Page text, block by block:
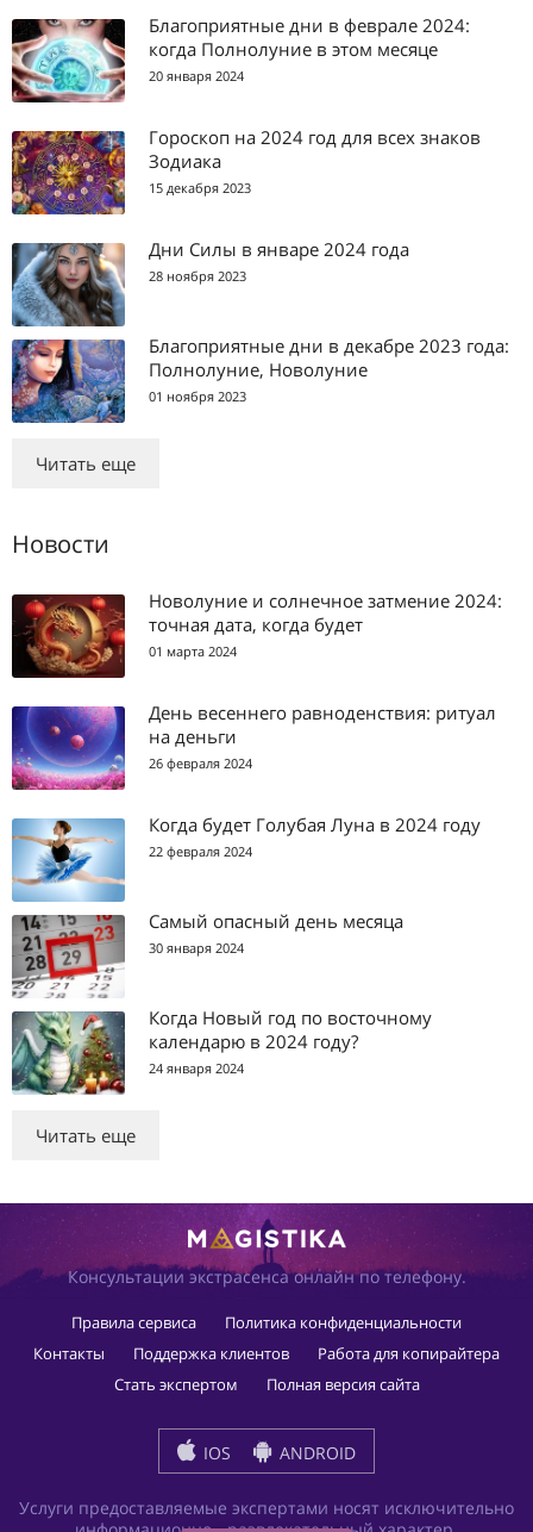
Благоприятные дни в феврале 2024:
когда Полнолуние в этом месяце
20 января 2024
Гороскоп на 2024 год для всех знаков
Зодиака
15 декабря 2023
Дни Силы в январе 2024 года
28 ноября 2023
Благоприятные дни в декабре 2023 года:
Полнолуние, Новолуние
01 ноября 2023
Читать еще
Новости
Новолуние и солнечное затмение 2024:
точная дата, когда будет
01 марта 2024
День весеннего равноденствия: ритуал
на деньги
26 февраля 2024
Когда будет Голубая Луна в 2024 году
22 февраля 2024
Самый опасный день месяца
30 января 2024
Когда Новый год по восточному
календарю в 2024 году?
24 января 2024
Читать еще
Консультации экстрасенса онлайн по телефону.
Правила сервиса
Политика конфиденциальности
Контакты
Поддержка клиентов
Работа для копирайтера
Стать экспертом
Полная версия сайта
IOS ANDROID
Услуги предоставляемые экспертами носят исключительно